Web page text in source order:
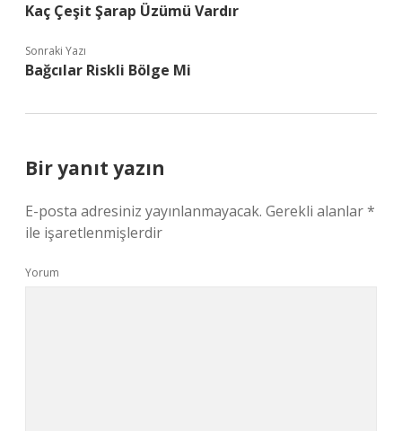
Kaç Çeşit Şarap Üzümü Vardır
Sonraki Yazı
Bağcılar Riskli Bölge Mi
Bir yanıt yazın
E-posta adresiniz yayınlanmayacak. Gerekli alanlar*
ile işaretlenmişlerdir
Yorum